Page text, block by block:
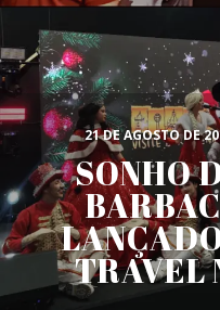
21 DE AGOSTO DE
SONHO
TRAVEL